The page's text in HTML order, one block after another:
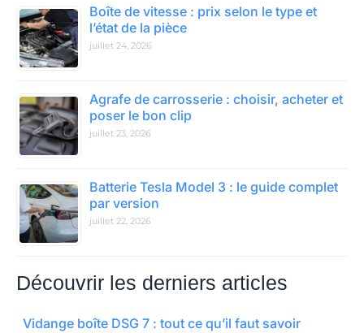
Boîte de vitesse : prix selon le type et
l’état de la pièce
juillet 24, 2026
Agrafe de carrosserie : choisir, acheter et
poser le bon clip
juillet 23, 2026
Batterie Tesla Model 3 : le guide complet
par version
juillet 22, 2026
Découvrir les derniers articles
Vidange boîte DSG 7 : tout ce qu’il faut savoir